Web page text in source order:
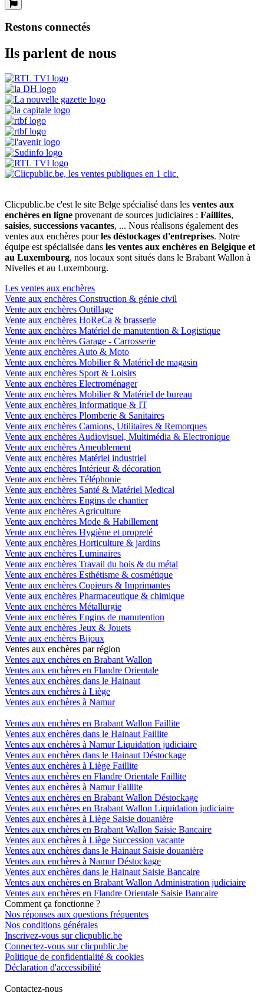
Restons connectés
Ils parlent de nous
Clicpublic.be c'est le site Belge spécialisé dans les ventes aux
enchères en ligne provenant de sources judiciaires : Faillites,
saisies, successions vacantes, ... Nous réalisons également des
ventes aux enchères pourles déstockages d'entreprises. Notre
équipe est spécialisée dans les ventes aux enchères en Belgique et
au Luxembourg, nos locaux sont situés dans le Brabant Wallon à
Nivelles et au Luxembourg.
Les ventes aux enchères
Vente aux enchères Construction & génie civil
Vente aux enchères Outillage
Vente aux enchères HoReCa & brasserie
Vente aux enchères Matériel de manutention & Logistique
Vente aux enchères Garage - Carrosserie
Vente aux enchères Auto & Moto
Vente aux enchères Mobilier & Matériel de magasin
Vente aux enchères Sport & Loisirs
Vente aux enchères Electroménager
Vente aux enchères Mobilier & Matériel de bureau
Vente aux enchères Informatique & IT
Vente aux enchères Plomberie & Sanitaires
Vente aux enchères Camions, Utilitaires & Remorques
Vente aux enchères Audiovisuel, Multimédia & Electronique
Vente aux enchères Ameublement
Vente aux enchères Matériel industriel
Vente aux enchères Intérieur & décoration
Vente aux enchères Téléphonie
Vente aux enchères Santé & Matériel Medical
Vente aux enchères Engins de chantier
Vente aux enchères Agriculture
Vente aux enchères Mode & Habillement
Vente aux enchères Hygiène et propreté
Vente aux enchères Horticulture & jardins
Vente aux enchères Luminaires
Vente aux enchères Travail du bois & du métal
Vente aux enchères Esthétisme & cosmétique
Vente aux enchères Copieurs & Imprimantes
Vente aux enchères Pharmaceutique & chimique
Vente aux enchères Métallurgie
Vente aux enchères Engins de manutention
Vente aux enchères Jeux & Jouets
Vente aux enchères Bijoux
Ventes aux enchères par région
Ventes aux enchères en Brabant Wallon
Ventes aux enchères en Flandre Orientale
Ventes aux enchères dans le Hainaut
Ventes aux enchères à Liège
Ventes aux enchères à Namur
Ventes aux enchères en Brabant Wallon Faillite
Ventes aux enchères dans le Hainaut Faillite
Ventes aux enchères à Namur Liquidation judiciaire
Ventes aux enchères dans le Hainaut Déstockage
Ventes aux enchères à Liège Faillite
Ventes aux enchères en Flandre Orientale Faillite
Ventes aux enchères à Namur Faillite
Ventes aux enchères en Brabant Wallon Déstockage
Ventes aux enchères en Brabant Wallon Liquidation judiciaire
Ventes aux enchères à Liège Saisie douanière
Ventes aux enchères en Brabant Wallon Saisie Bancaire
Ventes aux enchères à Liège Succession vacante
Ventes aux enchères dans le Hainaut Saisie douanière
Ventes aux enchères à Namur Déstockage
Ventes aux enchères dans le Hainaut Saisie Bancaire
Ventes aux enchères en Brabant Wallon Administration judiciaire
Ventes aux enchères en Flandre Orientale Saisie Bancaire
Comment ça fonctionne ?
Nos réponses aux questions fréquentes
Nos conditions générales
Inscrivez-vous sur clicpublic.be
Connectez-vous sur clicpublic.be
Politique de confidentialité & cookies
Déclaration d'accessibilité
Contactez-nous